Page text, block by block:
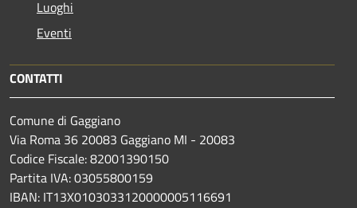
Luoghi
Eventi
CONTATTI
Comune di Gaggiano
Via Roma 36 20083 Gaggiano MI - 20083
Codice Fiscale: 82001390150
Partita IVA: 03055800159
IBAN: IT13X0103033120000005116691